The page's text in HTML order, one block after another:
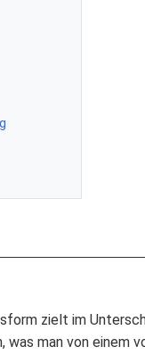
zielt im
was man von einem